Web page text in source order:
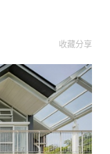
收藏分享